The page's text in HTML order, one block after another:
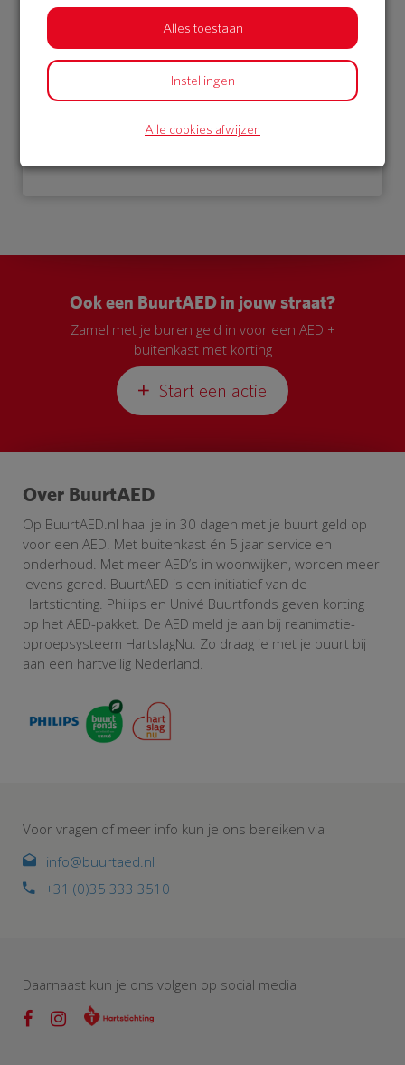
Bekijk alle donateurs
Ook een BuurtAED in jouw straat?
Zamel met je buren geld in voor een AED +
buitenkast met korting
Start een actie
Over BuurtAED
Op BuurtAED.nl haal je in 30 dagen met je buurt geld op
voor een AED. Met buitenkast én 5 jaar service en
onderhoud. Met meer AED’s in woonwijken, worden meer
levens gered. BuurtAED is een initiatief van de
Hartstichting. Philips en Univé Buurtfonds geven korting
op het AED-pakket. De AED meld je aan bij reanimatie-
oproepsysteem HartslagNu. Zo draag je met je buurt bij
aan een hartveilig Nederland.
Voor vragen of meer info kun je ons bereiken via
info@buurtaed.nl
+31 (0)35 333 3510
Daarnaast kun je ons volgen op social media
Alles toestaan
Instellingen
Alle cookies afwijzen